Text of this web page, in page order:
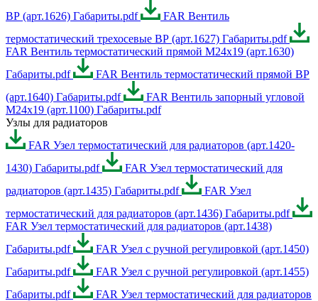
ВР (арт.1626) Габариты.pdf
FAR Вентиль
термостатический трехосевые ВР (арт.1627) Габариты.pdf
FAR Вентиль термостатический прямой М24х19 (арт.1630)
Габариты.pdf
FAR Вентиль термостатический прямой ВР
(арт.1640) Габариты.pdf
FAR Вентиль запорный угловой
М24х19 (арт.1100) Габариты.pdf
Узлы для радиаторов
FAR Узел термостатический для радиаторов (арт.1420-
1430) Габариты.pdf
FAR Узел термостатический для
радиаторов (арт.1435) Габариты.pdf
FAR Узел
термостатический для радиаторов (арт.1436) Габариты.pdf
FAR Узел термостатический для радиаторов (арт.1438)
Габариты.pdf
FAR Узел с ручной регулировкой (арт.1450)
Габариты.pdf
FAR Узел с ручной регулировкой (арт.1455)
Габариты.pdf
FAR Узел термостатический для радиаторов